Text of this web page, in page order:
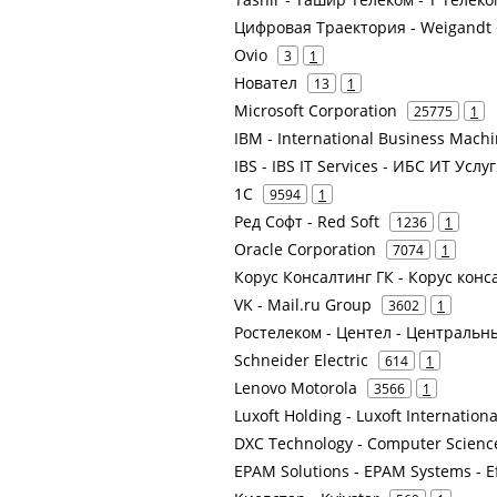
Цифровая Траектория -
Ovio
3 1
Новател 13 1
Microsoft Corporation 25775 1
IBM - International Business
IBS - IBS IT Services - ИБС ИТ
1С
9594 1
Ред Софт - Red Soft 1236 1
Oracle Corporation 7074 1
Корус Консалтинг ГК - Корус
VK - Mail.ru Group
3602 1
Ростелеком - Центел -
Schneider Electric
614 1
Lenovo Motorola 3566 1
Luxoft Holding - Luxoft
DXC Technology - Computer
EPAM Solutions - EPAM Systems